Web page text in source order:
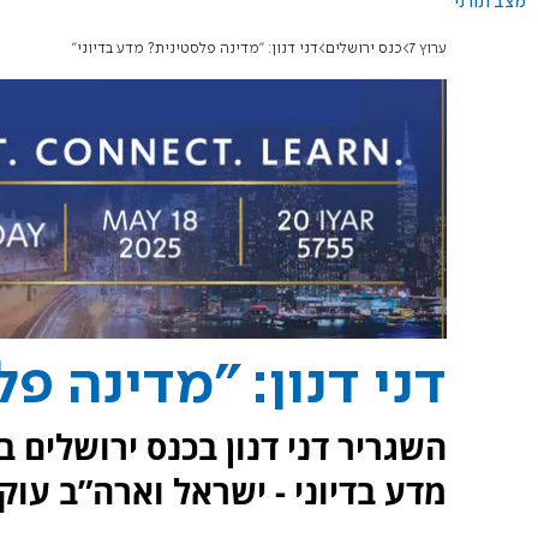
ערוץ 7 כנס ירושלים דני דנון: "מדינה פלסטינית? מדע בדיוני"
דני דנון: "מדינה
השגריר דני דנון בכנס
מדע בדיוני - ישראל וארה”ב